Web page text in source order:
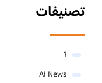
تصنيفات
1
AI News